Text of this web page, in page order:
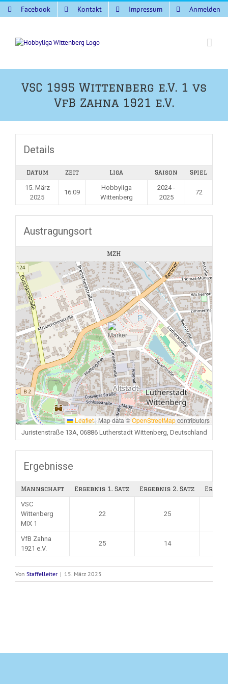
Zum
Inhalt
Facebook Kontakt Impressum Anmelden
VSC 1995 Wittenberg e.V. 1 vs
VfB Zahna 1921 e.V.
Details
Datum Zeit Liga Saison Spiel
15. März
2025
16:09
Hobbyliga
Wittenberg
2024 -
2025
72
Austragungsort
MZH
Leaflet |Map data ©OpenStreetMapcontributors
Juristenstraße 13A, 06886 Lutherstadt Wittenberg, Deutschland
Ergebnisse
Mannschaft Ergebnis 1. Satz Ergebnis 2. Satz
VSC
Wittenberg
MIX 1
22 25
VfB Zahna
1921 e.V.
25 14
Von Staffelleiter | 15. März 2025